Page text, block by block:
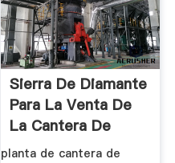
Sierra De Diamante
Para La Venta De
La Cantera De
Europa
planta de cantera de